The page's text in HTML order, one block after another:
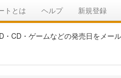
トとは ヘルプ 新規登録
・CD・ゲームなどの発売日をメー